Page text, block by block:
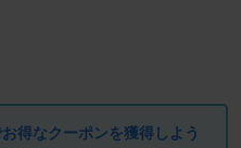
得なクーポンを獲得しよう